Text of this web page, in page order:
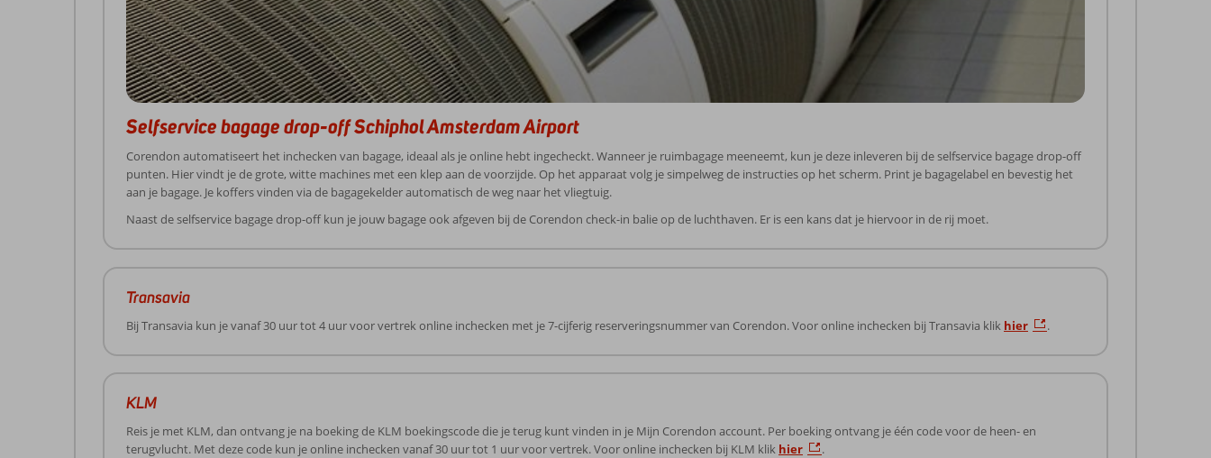
Selfservice bagage drop-off Schiphol Amsterdam Airport
Corendon automatiseert het inchecken van bagage, ideaal als je online hebt ingecheckt. Wanneer je ruimbagage meeneemt, kun je deze inleveren bij de selfservice bagage drop-off
punten. Hier vindt je de grote, witte machines met een klep aan de voorzijde. Op het apparaat volg je simpelweg de instructies op het scherm. Print je bagagelabel en bevestig het
aan je bagage. Je koffers vinden via de bagagekelder automatisch de weg naar het vliegtuig.
Naast de selfservice bagage drop-off kun je jouw bagage ook afgeven bij de Corendon check-in balie op de luchthaven. Er is een kans dat je hiervoor in de rij moet.
Transavia
Bij Transavia kun je vanaf 30 uur tot 4 uur voor vertrek online inchecken met je 7-cijferig reserveringsnummer van Corendon. Voor online inchecken bij Transavia klik hier .
KLM
Reis je met KLM, dan ontvang je na boeking de KLM boekingscode die je terug kunt vinden in je Mijn Corendon account. Per boeking ontvang je één code voor de heen- en
terugvlucht. Met deze code kun je online inchecken vanaf 30 uur tot 1 uur voor vertrek. Voor online inchecken bij KLM klik hier .